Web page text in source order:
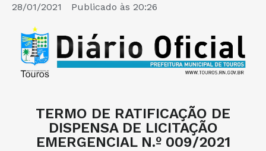
28/01/2021 Publicado às 20:26
TERMO DE RATIFICAÇÃO DE
DISPENSA DE LICITAÇÃO
EMERGENCIAL N.º 009/2021
PERGUNTAS FREQUENTES